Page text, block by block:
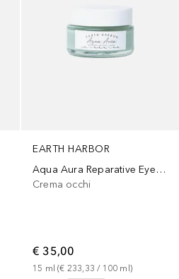
EARTH HARBOR
Aqua Aura Reparative Eye Creme
Crema occhi
€ 35,00
15 ml (€ 233,33 / 100 ml )